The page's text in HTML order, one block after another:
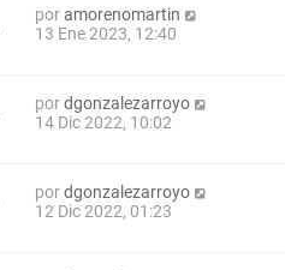
poramorenomartin
13 Ene 2023, 12:40
pordgonzalezarroyo
14 Dic 2022, 10:02
pordgonzalezarroyo
12 Dic 2022, 01:23